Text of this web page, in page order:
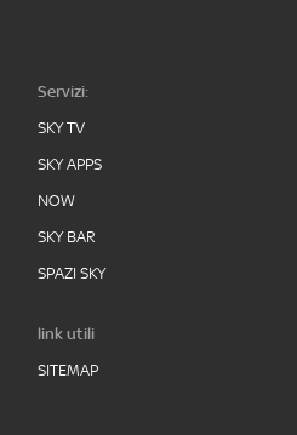
Servizi:
SKY TV
SKY APPS
NOW
SKY BAR
SPAZI SKY
link utili
SITEMAP